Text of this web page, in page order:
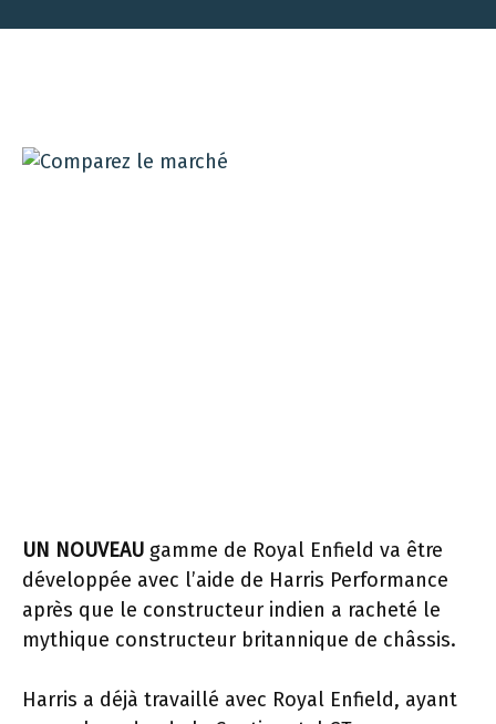
UN NOUVEAU gamme de Royal Enfield va être
développée avec l’aide de Harris Performance
après que le constructeur indien a racheté le
mythique constructeur britannique de châssis.
Harris a déjà travaillé avec Royal Enfield, ayant